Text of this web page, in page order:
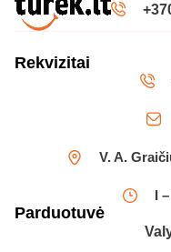
Rekvizitai
V. A.
I
Parduotuvė